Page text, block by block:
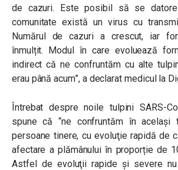
de cazuri. Este posibil să se
comunitate există un virus cu
Numărul de cazuri a crescut, iar
înmulțit. Modul în care evoluează
indirect că ne confruntăm cu alte
erau până acum”, a declarat medicul la
Întrebat despre noile tulpini SARS-
spune că “ne confruntăm în acelaşi
persoane tinere, cu evoluţie rapidă de
afectare a plămânului în proporție de
Astfel de evoluţii rapide şi severe